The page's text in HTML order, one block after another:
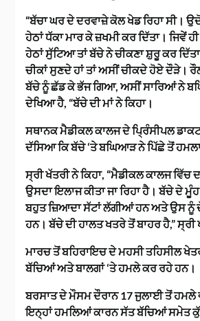
“ਬੱਚਾ ਘਰ ਦੇ ਦਰਵਾਜ਼ੇ ਕੋਲ ਖੇਡ ਰਿਹਾ ਸੀ।
ਹੇਠਾਂ ਧੱਕਾ ਮਾਰ ਕੇ ਜ਼ਖਮੀ ਕਰ ਦਿੱਤਾ। ਜਿਵੇਂ
ਹੇਠਾਂ ਸੁੱਟਿਆ ਤਾਂ ਬੱਚੇ ਨੇ ਚੀਕਣਾ ਸ਼ੁਰੂ ਕਰ
ਚੀਕਾਂ ਸੁਣਦੇ ਹਾਂ ਤਾਂ ਅਸੀਂ ਚੀਕਦੇ ਹੋਏ ਦੌੜੇ।
ਬੱਚੇ ਨੂੰ ਛੱਡ ਕੇ ਭੱਜ ਗਿਆ, ਅਸੀਂ ਸਾਰਿਆਂ ਨੇ
ਦੇਖਿਆ ਹੈ, “ਬੱਚੇ ਦੀ ਮਾਂ ਨੇ ਕਿਹਾ।
ਸਥਾਨਕ ਮੈਡੀਕਲ ਕਾਲਜ ਦੇ ਪ੍ਰਿੰਸੀਪਲ
ਦੱਸਿਆ ਕਿ ਬੱਚੇ ‘ਤੇ ਬਘਿਆੜ ਨੇ ਪਿੱਛੇ ਤੋਂ ਹਮਲਾ
ਸ੍ਰੀ ਖੱਤਰੀ ਨੇ ਕਿਹਾ, “ਮੈਡੀਕਲ ਕਾਲਜ ਵਿੱਚ
ਉਸਦਾ ਇਲਾਜ ਕੀਤਾ ਜਾ ਰਿਹਾ ਹੈ। ਬੱਚੇ ਦੇ
ਬਹੁਤ ਜ਼ਿਆਦਾ ਸੱਟਾਂ ਲੱਗੀਆਂ ਹਨ ਅਤੇ ਉਸ ਨੂੰ
ਹਨ। ਬੱਚੇ ਦੀ ਹਾਲਤ ਖਤਰੇ ਤੋਂ ਬਾਹਰ ਹੈ,”
ਮਾਰਚ ਤੋਂ ਬਹਿਰਾਇਚ ਦੇ ਮਹਸੀ ਤਹਿਸੀਲ
ਬੱਚਿਆਂ ਅਤੇ ਬਾਲਗਾਂ ‘ਤੇ ਹਮਲੇ ਕਰ ਰਹੇ ਹਨ।
ਬਰਸਾਤ ਦੇ ਮੌਸਮ ਦੌਰਾਨ 17 ਜੁਲਾਈ ਤੋਂ
ਇਨ੍ਹਾਂ ਹਮਲਿਆਂ ਕਾਰਨ ਸੱਤ ਬੱਚਿਆਂ ਸਮੇਤ